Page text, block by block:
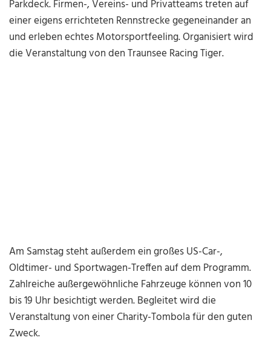
Parkdeck. Firmen-, Vereins- und Privatteams treten auf
einer eigens errichteten Rennstrecke gegeneinander an
und erleben echtes Motorsportfeeling. Organisiert wird
die Veranstaltung von den Traunsee Racing Tiger.
Am Samstag steht außerdem ein großes US-Car-,
Oldtimer- und Sportwagen-Treffen auf dem Programm.
Zahlreiche außergewöhnliche Fahrzeuge können von 10
bis 19 Uhr besichtigt werden. Begleitet wird die
Veranstaltung von einer Charity-Tombola für den guten
Zweck.